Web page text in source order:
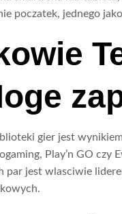
poczatek, jednego
gier jest
Play’n GO czy
par jest wlasciwie